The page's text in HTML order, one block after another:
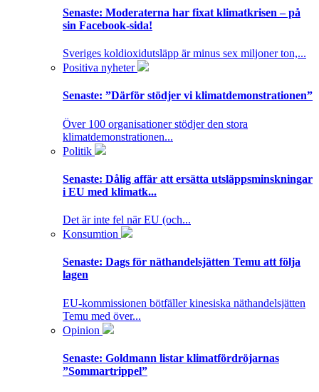
Senaste: Moderaterna har fixat klimatkrisen – på
sin Facebook-sida!
Sveriges koldioxidutsläpp är minus sex miljoner ton,...
Positiva nyheter
Senaste: ”Därför stödjer vi klimatdemonstrationen”
Över 100 organisationer stödjer den stora
klimatdemonstrationen...
Politik
Senaste: Dålig affär att ersätta utsläppsminskningar
i EU med klimatk...
Det är inte fel när EU (och...
Konsumtion
Senaste: Dags för näthandelsjätten Temu att följa
lagen
EU-kommissionen bötfäller kinesiska näthandelsjätten
Temu med över...
Opinion
Senaste: Goldmann listar klimatfördröjarnas
”Sommartrippel”